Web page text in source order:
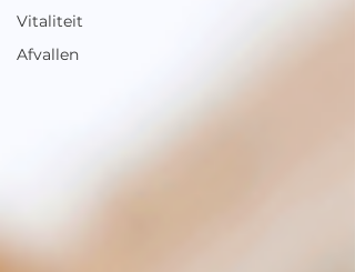
Vitaliteit
Afvallen